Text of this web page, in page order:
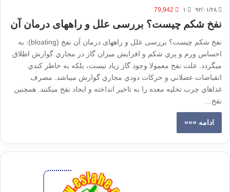
۹۲/۰۱/۲۸ ۱ 79,942
نفخ شکم چیست؟ بررسی علل و راههای درمان آن
نفخ شکم چیست؟ بررسی علل و راههای درمان آن نفخ (bloating): به
احساس ورم و پري شكم و افزايش ميزان گاز در مجاري گوارش اطلاق
ميگردد. علت نفخ معمولا وجود گاز زياد نيست، بلكه به خاطر كندي
انقباضات عضلاني و حركات دودي مجاري گوارش ميباشد. مصرف
غذاهاي چرب تخليه معده را به تاخير انداخته و ايجاد نفخ ميكنند. همچنين
نفخ…
ادامه »»»